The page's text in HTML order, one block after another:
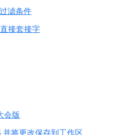
滤条件
接套接字
会版